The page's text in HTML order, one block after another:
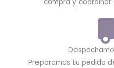
Preparamos tu pedido